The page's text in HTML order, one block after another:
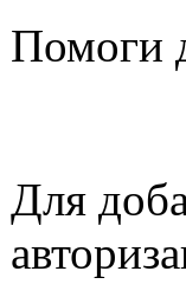
Помоги
Для